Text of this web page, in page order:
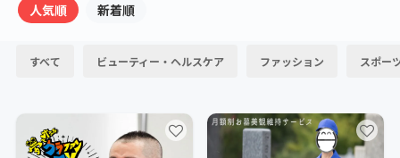
人気順 新着順
すべて ビューティー・ヘルスケア ファッション スポー